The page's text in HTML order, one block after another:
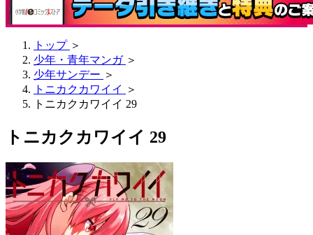
トップ ＞
少年・青年マンガ ＞
少年サンデー ＞
トニカクカワイイ
＞
トニカクカワイイ 29
トニカクカワイイ 29